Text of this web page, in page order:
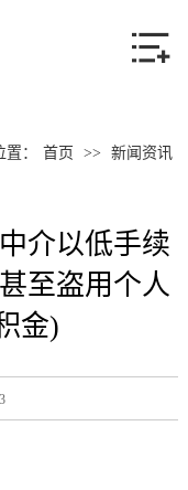
产品中心
联系我们
： 首页 >> 新闻资讯
介以低手续
至盗用个人
金)